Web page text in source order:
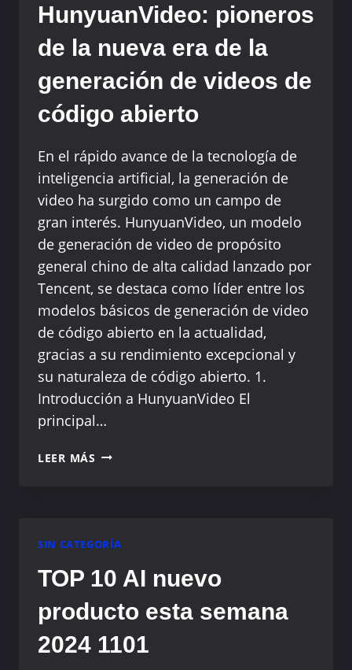
FLUX
HunyuanVideo: pioneros
de la nueva era de la
generación de videos de
código abierto
En el rápido avance de la tecnología de
inteligencia artificial, la generación de
video ha surgido como un campo de
gran interés. HunyuanVideo, un modelo
de generación de video de propósito
general chino de alta calidad lanzado por
Tencent, se destaca como líder entre los
modelos básicos de generación de video
de código abierto en la actualidad,
gracias a su rendimiento excepcional y
su naturaleza de código abierto. 1.
Introducción a HunyuanVideo El
principal…
LEER MÁS HUNYUANVIDEO:
ERA
LA
DE
VIDEOS
DE
SIN CATEGORÍA
TOP 10 AI nuevo
producto esta semana
2024 1101